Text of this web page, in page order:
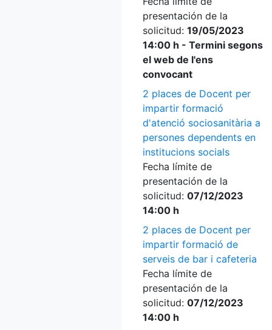
presentación de la
solicitud: 19/05/2023
14:00 h - Termini segons
el web de l'ens
convocant
2 places de Docent per
impartir formació
d'atenció sociosanitària a
persones dependents en
institucions socials
Fecha límite de
presentación de la
solicitud: 07/12/2023
14:00 h
2 places de Docent per
impartir formació de
serveis de bar i cafeteria
Fecha límite de
presentación de la
solicitud: 07/12/2023
14:00 h